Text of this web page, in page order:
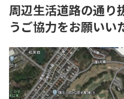
周辺生活道路の通り
うご協力をお願いい